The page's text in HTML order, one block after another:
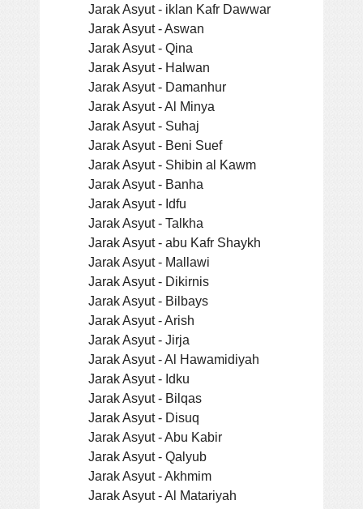
Jarak Asyut - iklan Kafr Dawwar
Jarak Asyut - Aswan
Jarak Asyut - Qina
Jarak Asyut - Halwan
Jarak Asyut - Damanhur
Jarak Asyut - Al Minya
Jarak Asyut - Suhaj
Jarak Asyut - Beni Suef
Jarak Asyut - Shibin al Kawm
Jarak Asyut - Banha
Jarak Asyut - Idfu
Jarak Asyut - Talkha
Jarak Asyut - abu Kafr Shaykh
Jarak Asyut - Mallawi
Jarak Asyut - Dikirnis
Jarak Asyut - Bilbays
Jarak Asyut - Arish
Jarak Asyut - Jirja
Jarak Asyut - Al Hawamidiyah
Jarak Asyut - Idku
Jarak Asyut - Bilqas
Jarak Asyut - Disuq
Jarak Asyut - Abu Kabir
Jarak Asyut - Qalyub
Jarak Asyut - Akhmim
Jarak Asyut - Al Matariyah